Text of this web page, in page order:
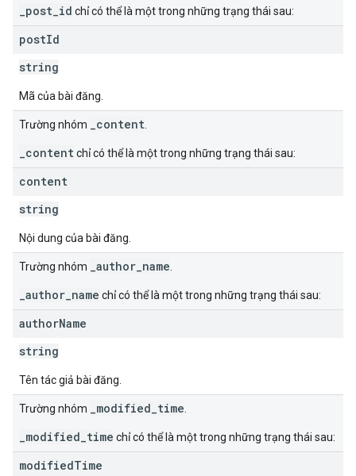
_post_id chỉ có thể là một trong những trạng thái sau:
postId
string
Mã của bài đăng.
Trường nhóm _content
_contentchỉ có thể là một trong những trạng thái sau:
content
string
Nội dung của bài đăng.
Trường nhóm _author_name
_author_name chỉ có thể là một trong những trạng thái sau:
authorName
string
Tên tác giả bài đăng.
Trường nhóm _modified_time
_modified_time chỉ có thể là một trong những trạng thái sau:
modifiedTime